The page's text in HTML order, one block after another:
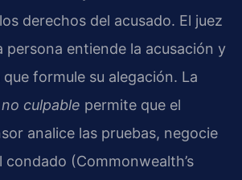
derechos del acusado. El juez
persona entiende la acusación y
formule su alegación. La
no culpable permite que el
analice las pruebas, negocie
condado (Commonwealth’s